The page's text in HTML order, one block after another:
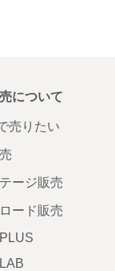
について
売りたい
ージ販売
ード販売